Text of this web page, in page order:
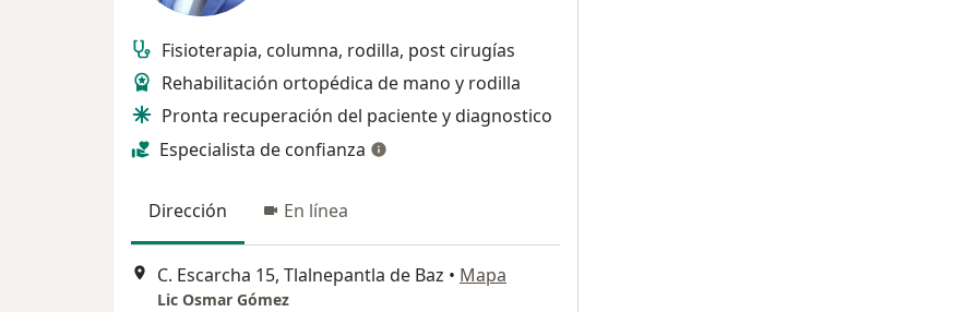
Fisioterapia, columna, rodilla, post cirugías
Rehabilitación ortopédica de mano y rodilla
Pronta recuperación del paciente y diagnostico
Especialista de confianza
Dirección En línea
C. Escarcha 15, Tlalnepantla de Baz • Mapa
Lic Osmar Gómez